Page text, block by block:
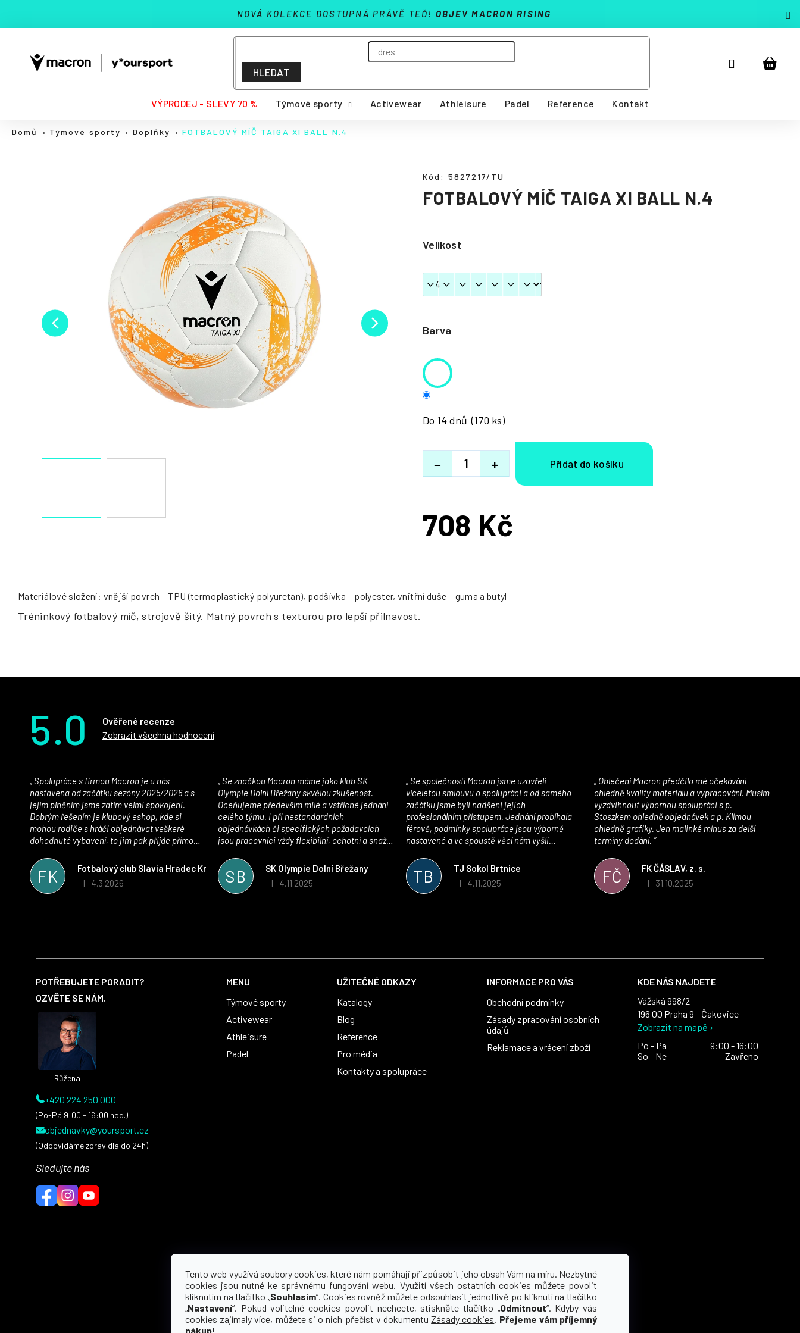
Tento web využívá soubory cookies, které nám pomáhají přizpůsobit jeho obsah Vám na míru. Nezbytné
cookies jsou nutné ke správnému fungování webu. Využití všech ostatních cookies můžete povolit
kliknutím na tlačítko „Souhlasím“. Cookies rovněž můžete odsouhlasit jednotlivě po kliknutí na tlačítko
„Nastavení“. Pokud volitelné cookies povolit nechcete, stiskněte tlačítko „Odmítnout“. Kdyby vás
cookies zajímaly více, můžete si o nich přečíst v dokumentuZásady cookies. Přejeme vám příjemný
nákup!
obsah
NOVÁ KOLEKCE DOSTUPNÁ PRÁVĚ TEĎ! OBJEV MACRON RISING
HLEDAT
Přihlášení
VÝPRODEJ - SLEVY 70 % Týmové sporty Activewear Athleisure Padel Reference Kontakt
Domů Týmové sporty Doplňky FOTBALOVÝ MÍČ TAIGA XI BALL N.4
FOTBALOVÝ MÍČ TAIGA XI BALL N.4
Barva
Velikost
Do 14 dnů (170 ks)
+
−
Kód: 5827217/TU
708 Kč
Měrná
Materiálové složení: vnější povrch – TPU (termoplastický polyuretan), podšívka – polyester, vnitřní duše – guma a butyl
Tréninkový fotbalový míč, strojově šitý. Matný povrch s texturou pro lepší přilnavost.
Zpět
obchodu
Zpět
obchodu
5.0
Ověřené recenze
Zobrazit všechna hodnocení
FK
Fotbalový club Slavia Hradec Králové z.s.
Hodnocení obchodu je 5 z 5 hvězdiček.
| 4.3.2026
nastavena od začátku sezóny 2025/2026 a s
jejím plněním jsme zatím velmi spokojeni.
Dobrým řešením je klubový eshop, kde si
mohou rodiče s hráči objednávat veškeré
dohodnuté vybavení, to jim pak přijde přímo
oblečením jsme spokojeni, stejně tak s
komunikací a snahou řešit všechny záležitosti
velmi rychle a ke spokojenosti obou stran.
SB
SK Olympie Dolní Břežany
Hodnocení obchodu je 5 z 5 hvězdiček.
| 4.11.2025
Olympie Dolní Břežany skvělou zkušenost.
Oceňujeme především milé a vstřícné jednání
celého týmu. I při nestandardních
objednávkách či specifických požadavcích
jsou pracovníci vždy flexibilní, ochotní a snaží
vynikající a plně odpovídá potřebám
sportovního klubu!
TB
TJ Sokol Brtnice
Hodnocení obchodu je 5 z 5 hvězdiček.
| 4.11.2025
víceletou smlouvu o spolupráci a od samého
začátku jsme byli nadšeni jejich
profesionálním přístupem. Jednání probíhala
férově, podmínky spolupráce jsou výborně
nastavené a ve spoustě věcí nám vyšli
velmi kvalitní a příjemné na nošení. Velmi
oceňujeme také vytvoření klubového e-shopu,
který je perfektně zpracovaný a výrazně nám
FČ
FK ČÁSLAV, z. s.
Hodnocení obchodu je 5 z 5 hvězdiček.
| 31.10.2025
ohledně kvality materiálu a vypracování. Musím
vyzdvihnout výbornou spolupráci s p.
Stoszkem ohledně objednávek a p. Klímou
ohledně grafiky. Jen malinké mínus za delší
termíny dodání.
POTŘEBUJETE PORADIT?
OZVĚTE SE NÁM.
Růžena
+420 224 250 000
(Po-Pá 9:00 - 16:00 hod.)
objednavky@yoursport.cz
(Odpovídáme zpravidla do 24h)
Sledujte nás
MENU
Týmové sporty
Activewear
Athleisure
Padel
UŽITEČNÉ ODKAZY
Katalogy
Blog
Reference
Pro média
Kontakty a spolupráce
INFORMACE PRO VÁS
Obchodní podmínky
Zásady zpracování osobních
údajů
Reklamace a vrácení zboží
KDE NÁS NAJDETE
Vážská 998/2
196 00 Praha 9 - Čakovice
Zobrazit na mapě ›
Po - Pa
9:00 - 16:00
So - Ne
Zavřeno